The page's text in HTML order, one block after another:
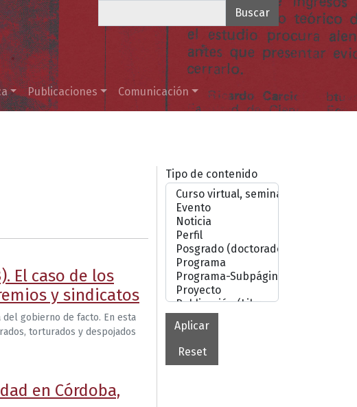
Publicaciones Comunicación
El caso de los
y sindicatos
gobierno de facto. En esta
torturados y despojados
en Córdoba,
Tipo de contenido